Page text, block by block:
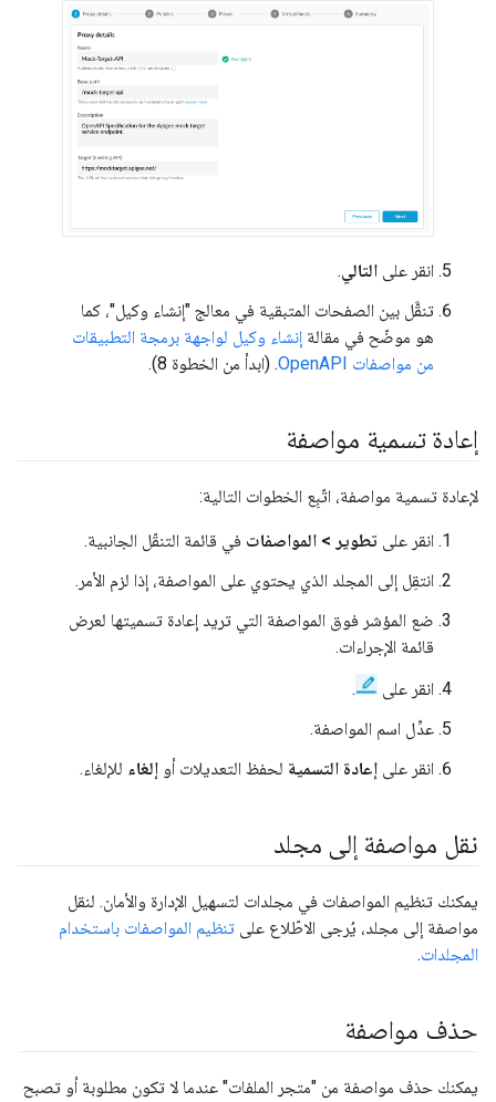
انقر على التالي.
تنقَّل بين الصفحات المتبقية في معالج "إنشاء وكيل"، كما
هو موضّح في مقالة إنشاء وكيل لواجهة برمجة التطبيقات
من مواصفات OpenAPI
. (ابدأ من الخطوة 8).
إعادة تسمية مواصفة
لإعادة تسمية مواصفة، اتّبِع الخطوات التالية:
انقر على تطوير > المواصفات في قائمة التنقّل الجانبية.
انتقِل إلى المجلد الذي يحتوي على المواصفة، إذا لزم الأمر.
ضع المؤشر فوق المواصفة التي تريد إعادة تسميتها لعرض
قائمة الإجراءات.
انقر على
.
عدِّل اسم المواصفة.
انقر على إعادة التسمية لحفظ التعديلات أو إلغاء للإلغاء.
نقل مواصفة إلى مجلد
يمكنك تنظيم المواصفات في مجلدات لتسهيل الإدارة والأمان. لنقل
مواصفة إلى مجلد، يُرجى الاطّلاع على تنظيم المواصفات باستخدام
المجلدات.
حذف مواصفة
يمكنك حذف مواصفة من "متجر الملفات" عندما لا تكون مطلوبة أو تصبح